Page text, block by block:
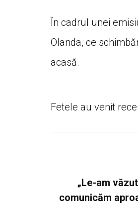
În cadrul unei
Olanda, ce
acasă.
Fetele au venit
„Le-am
comunicăm